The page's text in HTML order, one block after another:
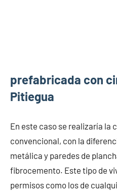
prefabricada con
Pitiegua
En este caso se realizaría la
convencional, con la
metálica y paredes de
fibrocemento. Este tipo de
permisos como los de